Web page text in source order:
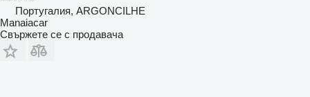
Португалия, ARGONCILHE
Manaiacar
Свържете се с продавача